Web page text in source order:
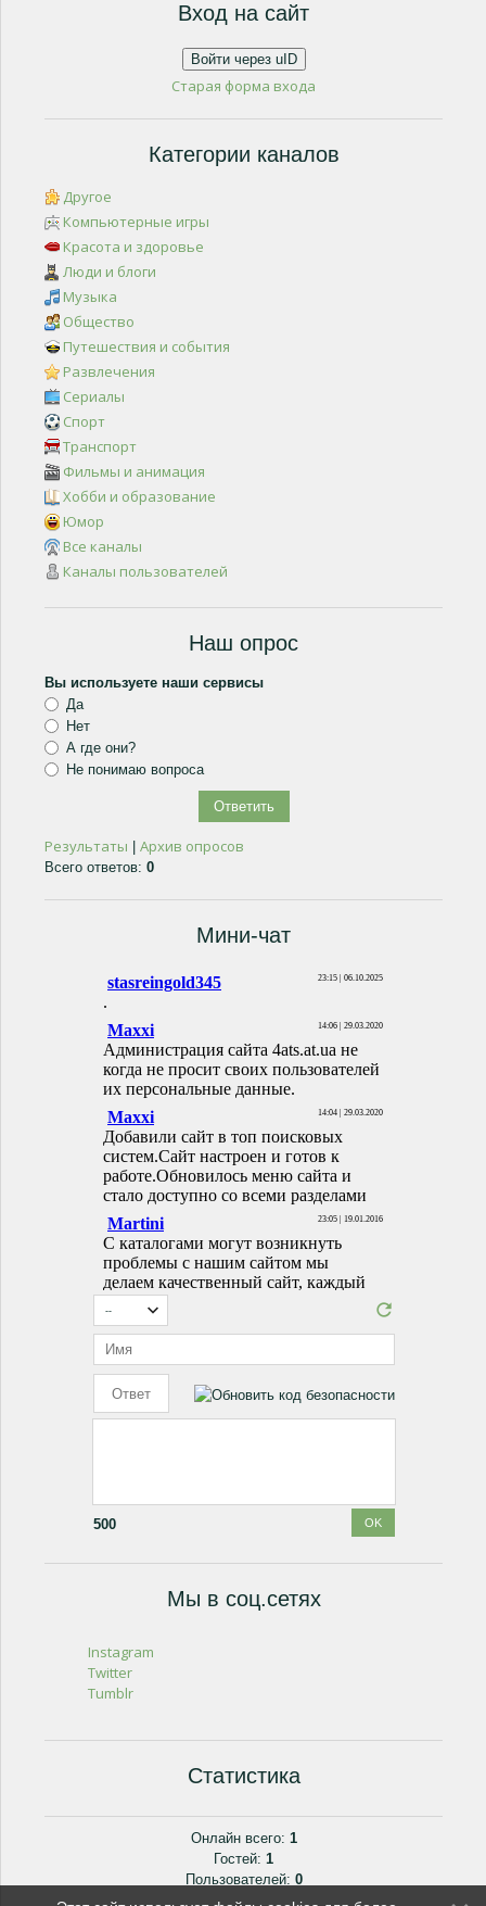
Вход на сайт
Войти через uID
Старая форма входа
Категории каналов
Другое
Компьютерные игры
Красота и здоровье
Люди и блоги
Музыка
Общество
Путешествия и события
Развлечения
Сериалы
Спорт
Транспорт
Фильмы и анимация
Хобби и образование
Юмор
Все каналы
Каналы пользователей
Наш опрос
Вы используете наши сервисы
Да
Нет
А где они?
Не понимаю вопроса
Результаты Архив опросов
Всего ответов: 0
Мини-чат
500
Мы в соц.сетях
Instagram
Twitter
Tumblr
Статистика
Онлайн всего: 1
Гостей: 1
Пользователей: 0